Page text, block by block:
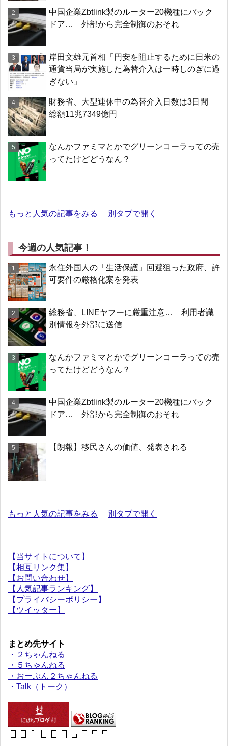
中国企業Zbtlink製のルーター20機種にバック
ドア… 外部から完全制御のおそれ
岸田文雄元首相「円安を阻止するために日米の
通貨当局が実施した為替介入は一時しのぎに過
ぎない」
財務省、大型連休中の為替介入日数は3日間
総額11兆7349億円
なんかファミマとかでグリーンコーラっての売
ってたけどどうなん？
もっと人気の記事をみる 別タブで開く
今週の人気記事！
永住外国人の「生活保護」回避狙った政府、許
可要件の厳格化案を発表
総務省、LINEヤフーに厳重注意… 利用者識
別情報を外部に送信
なんかファミマとかでグリーンコーラっての売
ってたけどどうなん？
中国企業Zbtlink製のルーター20機種にバック
ドア… 外部から完全制御のおそれ
【朗報】移民さんの価値、発表される
もっと人気の記事をみる 別タブで開く
【当サイトについて】
【相互リンク集】
【お問い合わせ】
【人気記事ランキング】
【プライバシーポリシー】
【ツイッター】
まとめ先サイト
・２ちゃんねる
・５ちゃんねる
・おーぷん２ちゃんねる
・Talk（トーク）